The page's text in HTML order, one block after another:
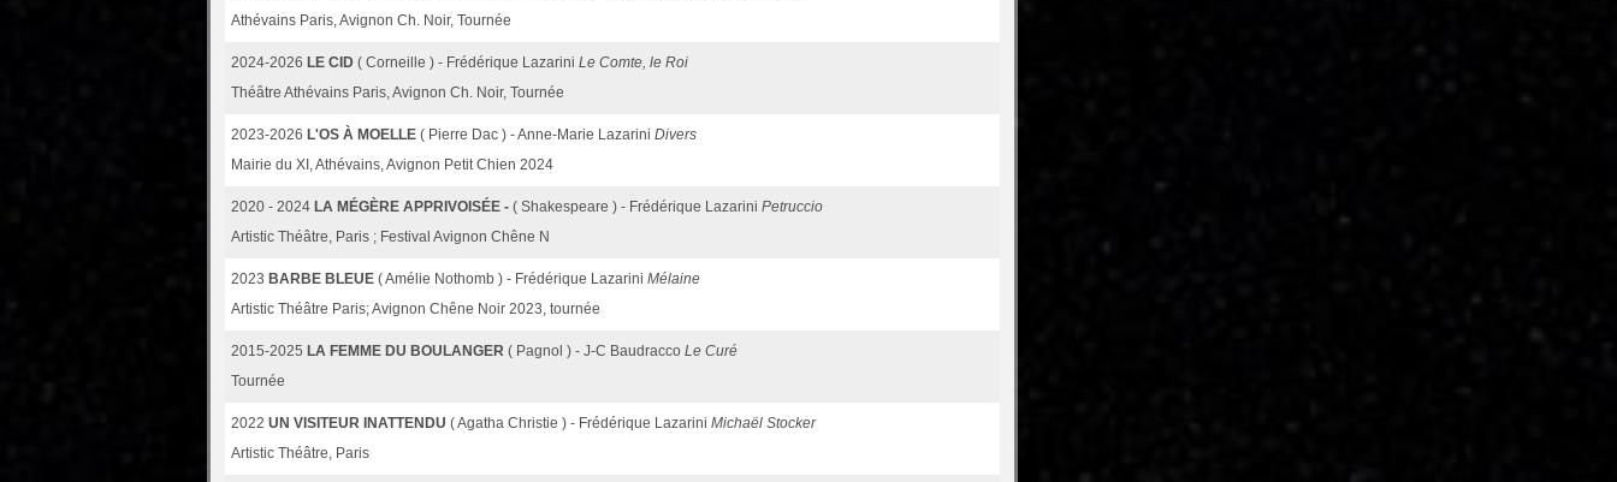
Athévains Paris, Avignon Ch. Noir, Tournée
2024-2026 LE CID ( Corneille ) - Frédérique Lazarini Le Comte, le Roi
Théâtre Athévains Paris, Avignon Ch. Noir, Tournée
2023-2026 L'OS À MOELLE ( Pierre Dac ) - Anne-Marie Lazarini Divers
Mairie du XI, Athévains, Avignon Petit Chien 2024
2020 - 2024 LA MÉGÈRE APPRIVOISÉE - ( Shakespeare ) - Frédérique Lazarini Petruccio
Artistic Théâtre, Paris ; Festival Avignon Chêne N
2023 BARBE BLEUE ( Amélie Nothomb ) - Frédérique Lazarini Mélaine
Artistic Théâtre Paris; Avignon Chêne Noir 2023, tournée
2015-2025 LA FEMME DU BOULANGER ( Pagnol ) - J-C Baudracco Le Curé
Tournée
2022 UN VISITEUR INATTENDU ( Agatha Christie ) - Frédérique Lazarini Michaël Stocker
Artistic Théâtre, Paris